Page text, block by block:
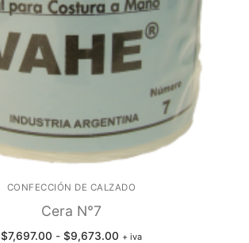
CONFECCIÓN DE CALZADO
Cera N°7
$7,697.00 - $9,673.00 Rango
+ iva